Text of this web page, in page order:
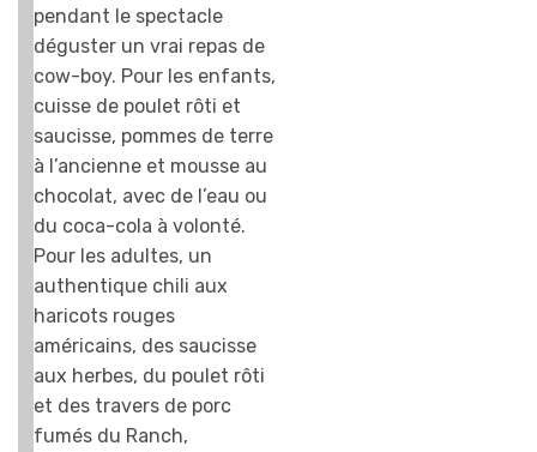
pendant le spectacle
déguster un vrai repas de
cow-boy. Pour les enfants,
cuisse de poulet rôti et
saucisse, pommes de terre
à l’ancienne et mousse au
chocolat, avec de l’eau ou
du coca-cola à volonté.
Pour les adultes, un
authentique chili aux
haricots rouges
américains, des saucisse
aux herbes, du poulet rôti
et des travers de porc
fumés du Ranch,